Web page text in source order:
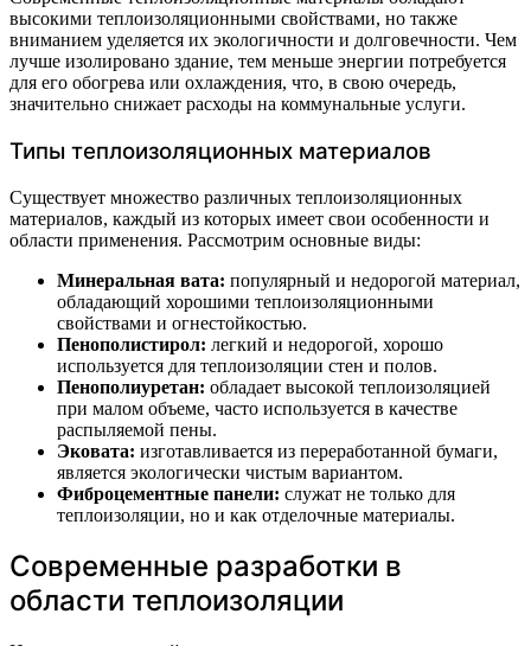
высокими теплоизоляционными свойствами, но также
вниманием уделяется их экологичности и долговечности. Чем
лучше изолировано здание, тем меньше энергии потребуется
для его обогрева или охлаждения, что, в свою очередь,
значительно снижает расходы на коммунальные услуги.
Типы теплоизоляционных материалов
Существует множество различных теплоизоляционных
материалов, каждый из которых имеет свои особенности и
области применения. Рассмотрим основные виды:
Минеральная вата: популярный и недорогой материал,
обладающий хорошими теплоизоляционными
свойствами и огнестойкостью.
Пенополистирол: легкий и недорогой, хорошо
используется для теплоизоляции стен и полов.
Пенополиуретан: обладает высокой теплоизоляцией
при малом объеме, часто используется в качестве
распыляемой пены.
Эковата: изготавливается из переработанной бумаги,
является экологически чистым вариантом.
Фиброцементные панели: служат не только для
теплоизоляции, но и как отделочные материалы.
Современные разработки в
области теплоизоляции